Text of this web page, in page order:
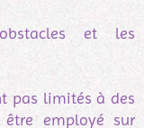
et les
pas limités à des
employé sur